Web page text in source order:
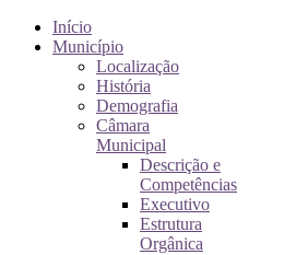
Início
Município
Localização
História
Demografia
Câmara
Municipal
Descrição e
Competências
Executivo
Estrutura
Orgânica